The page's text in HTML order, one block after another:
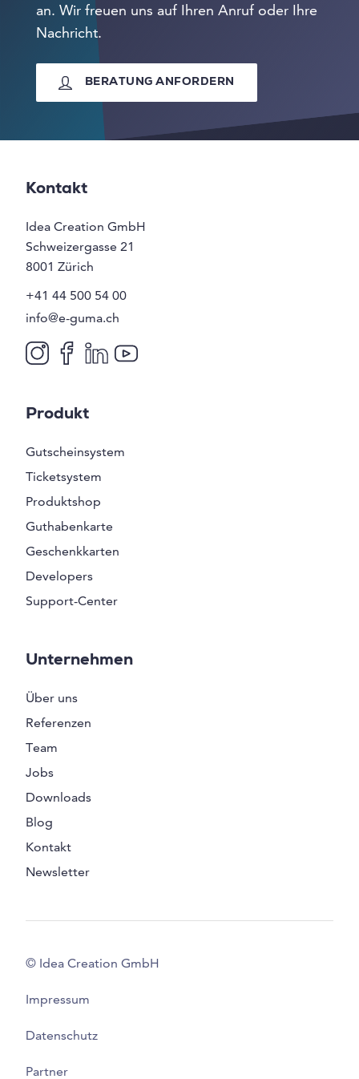
an. Wir freuen uns auf Ihren Anruf oder Ihre
Nachricht.
BERATUNG ANFORDERN
Kontakt
Idea Creation GmbH
Schweizergasse 21
8001 Zürich
+41 44 500 54 00
info@e-guma.ch
Produkt
Gutscheinsystem
Ticketsystem
Produktshop
Guthabenkarte
Geschenkkarten
Developers
Support-Center
Unternehmen
Über uns
Referenzen
Team
Jobs
Downloads
Blog
Kontakt
Newsletter
© Idea Creation GmbH
Impressum
Datenschutz
Partner